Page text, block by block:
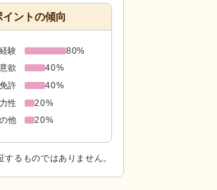
ントの傾向
験
80%
欲
40%
許
40%
性
20%
他
20%
るものではありません。